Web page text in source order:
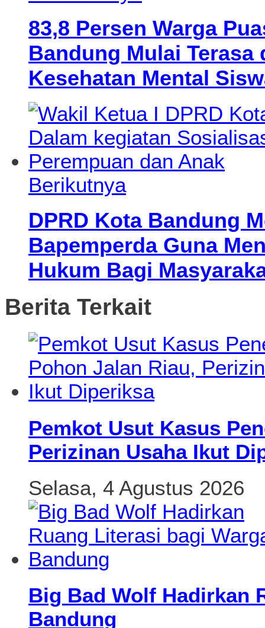
83,8 Persen Warga
Bandung Mulai
Kesehatan Mental
Berikutnya
DPRD Kota Bandung
Bapemperda Guna
Hukum Bagi
Berita Terkait
Pemkot Usut Kasus
Perizinan Usaha Ikut
Selasa, 4 Agustus 2026
Big Bad Wolf Hadirkan
Bandung